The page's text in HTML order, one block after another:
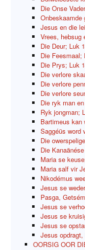
Die Onse
Onbeskaamde
Jesus en die
Vrees, hebsug
Die Deur; Luk
Die Feesmaal;
Die Prys; Luk
Die verlore
Die verlore
Die verlore
Die ryk man
Ryk jongman;
Bartimeus kan
Saggéüs word
Die
Die
Maria se
Maria salf vir
Nikodémus
Jesus se
Pasga,
Jesus se
Jesus se
Jesus se
Jesus
OORSIG OOR